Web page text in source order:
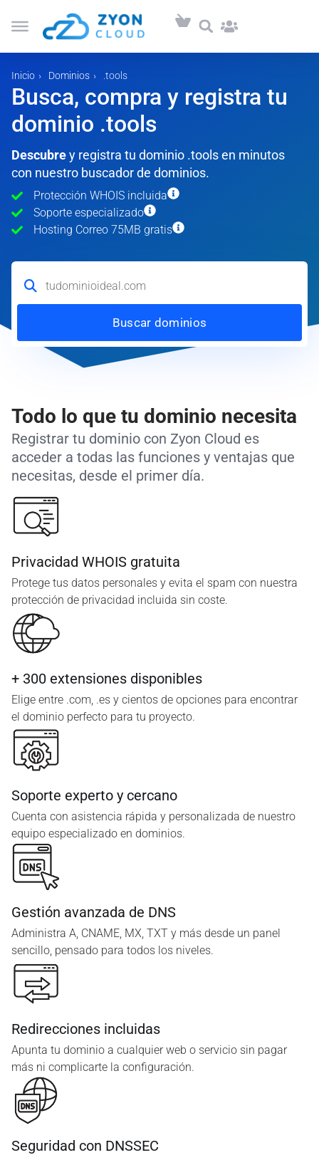
Inicio Dominios .tools
Busca, compra y registra tu
dominio .tools
Descubrey registra tu dominio .tools en minutos
con nuestro buscador de dominios.
Protección WHOIS incluida
Soporte especializado
Hosting Correo 75MB gratis
Buscar dominios
Todo lo que tu dominio necesita
Registrar tu dominio con Zyon Cloud es
acceder a todas las funciones y ventajas que
necesitas, desde el primer día.
Privacidad WHOIS gratuita
Protege tus datos personales y evita el spam con nuestra
protección de privacidad incluida sin coste.
+ 300 extensiones disponibles
Elige entre .com, .es y cientos de opciones para encontrar
el dominio perfecto para tu proyecto.
Soporte experto y cercano
Cuenta con asistencia rápida y personalizada de nuestro
equipo especializado en dominios.
Gestión avanzada de DNS
Administra A, CNAME, MX, TXT y más desde un panel
sencillo, pensado para todos los niveles.
Redirecciones incluidas
Apunta tu dominio a cualquier web o servicio sin pagar
más ni complicarte la configuración.
Seguridad con DNSSEC